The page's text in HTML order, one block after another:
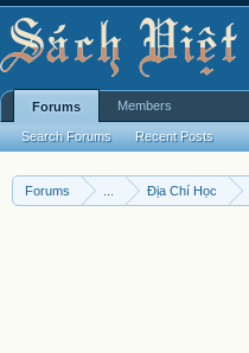
Forums Địa Chí Học
Forums
Search Forums Recent Posts
Members